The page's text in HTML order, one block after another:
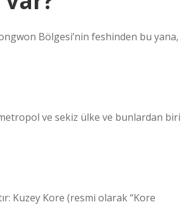
Bölgesi’nin feshinden bu yana,
ve sekiz ülke ve bunlardan biri
Kuzey Kore (resmi olarak “Kore